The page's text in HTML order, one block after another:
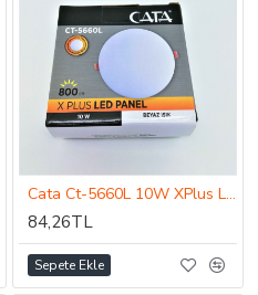
Cata Ct-5660L 10W XPlus Led Panel Beyaz Işık
84,26TL
Sepete Ekle